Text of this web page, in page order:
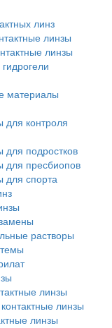
линз
линзы
линзы
материалы
для контроля
для подростков
для пресбиопов
для спорта
растворы
линзы
линзы
линзы